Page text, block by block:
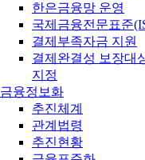
한은금융망 운영
국제금융전문표준
결제부족자금 지원
결제완결성 보장대
지정
금융정보화
추진체계
관계법령
추진현황